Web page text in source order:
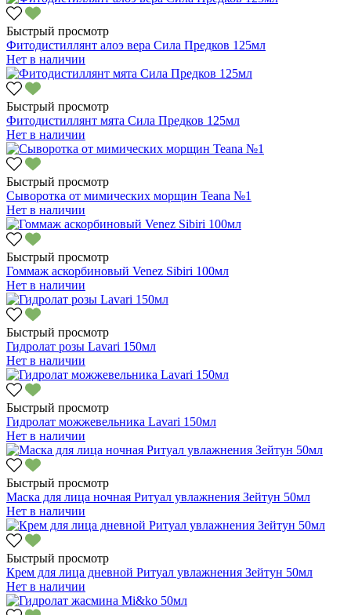
Быстрый просмотр
Фитодистиллянт алоэ вера Сила Предков 125мл
Нет в наличии
Быстрый просмотр
Фитодистиллянт мята Сила Предков 125мл
Нет в наличии
Быстрый просмотр
Сыворотка от мимических морщин Teana №1
Нет в наличии
Быстрый просмотр
Гоммаж аскорбиновый Venez Sibiri 100мл
Нет в наличии
Быстрый просмотр
Гидролат розы Lavari 150мл
Нет в наличии
Быстрый просмотр
Гидролат можжевельника Lavari 150мл
Нет в наличии
Быстрый просмотр
Маска для лица ночная Ритуал увлажнения Зейтун 50мл
Нет в наличии
Быстрый просмотр
Крем для лица дневной Ритуал увлажнения Зейтун 50мл
Нет в наличии